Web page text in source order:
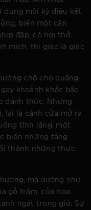
dung môi kỳ diệu kết
biến một căn
đập, có hơi thở.
mịch, thị giác là giác
chỗ cho quầng
khoảnh khắc bấc
đánh thức. Nhưng
lại là cánh cửa mở ra
tĩnh lặng, một
biến những tầng
thành những thực
mà dường như
gỗ trầm, của hoa
ngát trong gió. Sự